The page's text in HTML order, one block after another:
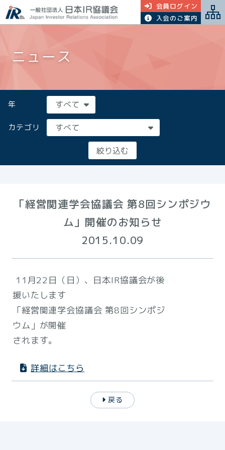
会員ログイン
入会のご案内
ニュース
年
カテゴリ
「経営関連学会協議会 第8回シンポジウ
ム」開催のお知らせ
2015.10.09
11月22日（日）、日本IR協議会が後
援いたします
「経営関連学会協議会 第8回シンポジ
ウム」が開催
されます。
詳細はこちら
戻る